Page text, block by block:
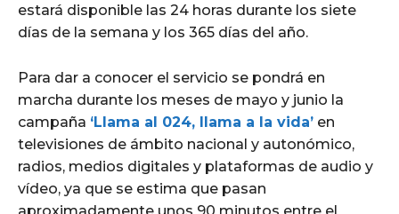
estará disponible las 24 horas durante los siete
días de la semana y los 365 días del año.
Para dar a conocer el servicio se pondrá en
marcha durante los meses de mayo y junio la
campaña ‘Llama al 024, llama a la vida’ en
televisiones de ámbito nacional y autonómico,
radios, medios digitales y plataformas de audio y
vídeo, ya que se estima que pasan